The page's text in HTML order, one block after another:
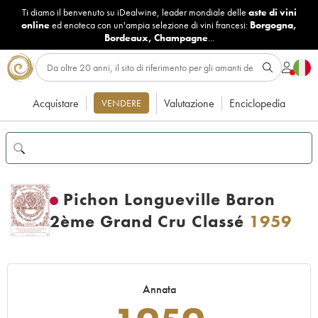
Ti diamo il benvenuto su iDealwine, leader mondiale delle aste di vini
onlineed enoteca con un'ampia selezione di vini francesi: Borgogna,
Bordeaux, Champagne...
Acquistare VENDERE Valutazione Enciclopedia
Pichon Longueville Baron
2ème Grand Cru Classé 1959
Annata